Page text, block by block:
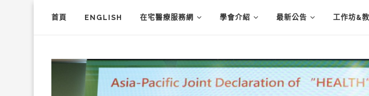
首頁 ENGLISH 在宅醫療服務網 學會介紹 最新公告 工作坊&